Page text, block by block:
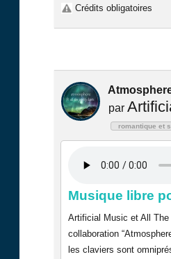
Crédits obligatoires
par
romantique et
Musique libre
Artificial Music et All
collaboration
les claviers sont